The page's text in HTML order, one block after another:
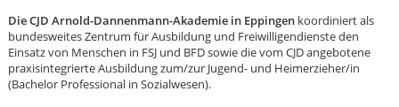
Die CJD Arnold-Dannenmann-Akademie in Eppingenkoordiniert als
bundesweites Zentrum für Ausbildung und Freiwilligendienste den
Einsatz von Menschen in FSJ und BFD sowie die vom CJD angebotene
praxisintegrierte Ausbildung zum/zur Jugend- und Heimerzieher/in
(Bachelor Professional in Sozialwesen).
Karte anzeigen